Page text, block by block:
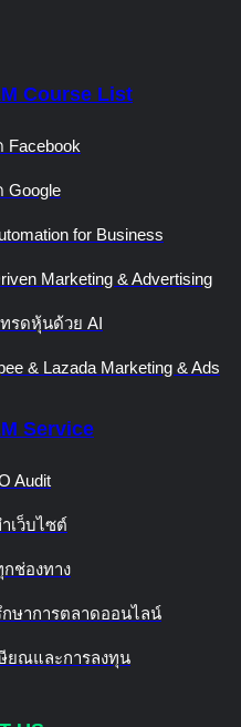
Course List
Facebook
Google
for Business
Marketing & Advertising
รดหุ้นด้วย AI
& Lazada Marketing & Ads
Service
Audit
เว็บไซต์
ช่องทาง
ษาการตลาดออนไลน์
ยณและการลงทุน